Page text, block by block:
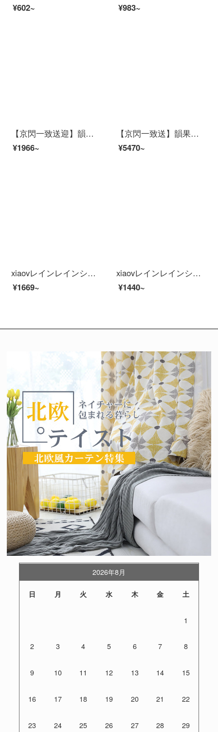
¥602~
¥983~
【京閃一致送迎】韻果小米生態xiaovラインライン2 K防犯カミュ家アプリパノラ300万HDワイヤwifi家庭用遠無内保存版
¥1966~
【京閃一致送】韻果小米生態xiaovラインライン2 K防犯カミュ家アプリパノラ300万HDワイヤwifi家庭遠256 Gメモリ
¥5470~
xiaovレインレインシップシステムシステムシステムシステムシステムシステム1080 p xiaovアビオ防水雲台版ペット監視犯カメレオン家ap wa yares控1080 p xiaovアビオカメオPro+64 Gメモポリド
¥1669~
xiaovレインレインシップシップシステムシステムシステムシステムシステム1080 p xiaovアビオ防水雲台版ペット監視犯カメレオン家ap wa yares控1080 p xiaovアビオカメオPro+16 Gメモポリド
¥1440~
2026年8月
日 月 火 水 木 金 土
1
2 3 4 5 6 7 8
9 10 11 12 13 14 15
16 17 18 19 20 21 22
23 24 25 26 27 28 29